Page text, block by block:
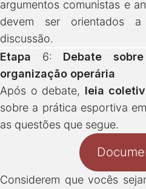
argumentos comunistas e
devem ser orientados
discussão.
Etapa 6: Debate
organização operária
Após o debate, leia
sobre a prática esportiva
as questões que segue.
Considerem que vocês